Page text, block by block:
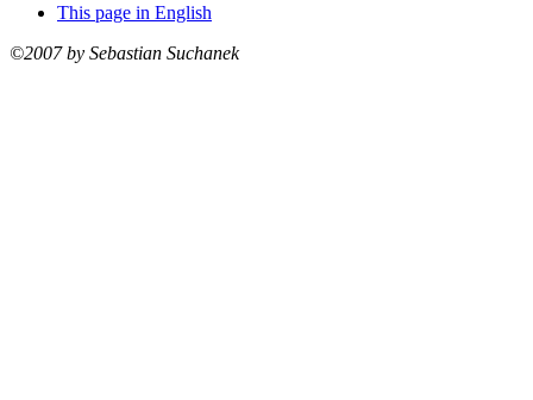
This page in English
©2007 by Sebastian Suchanek